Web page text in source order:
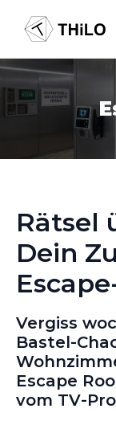
Rätsel
Dein
Vergiss
Bastel-
Escape
vom TV-